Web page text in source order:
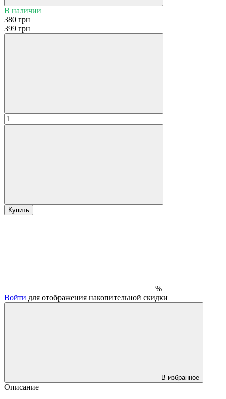
В наличии
380 грн
399 грн
Купить
%
Войти для отображения накопительной скидки
В избранное
Описание